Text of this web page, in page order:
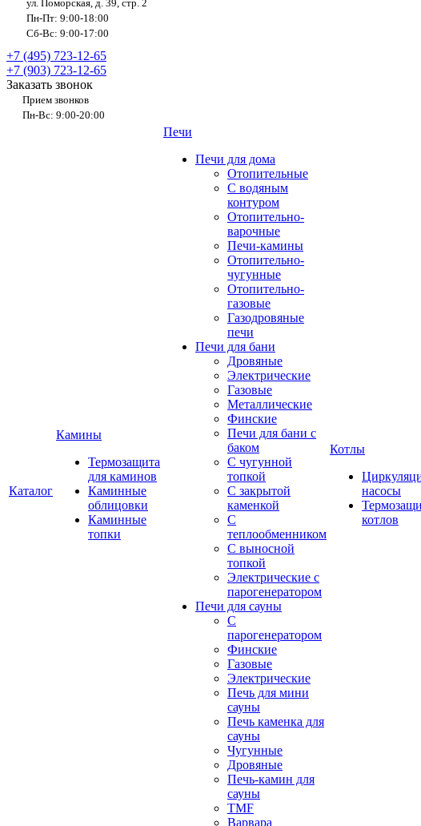
ул. Поморская, д. 39, стр. 2
Пн-Пт: 9:00-18:00
Сб-Вс: 9:00-17:00
+7 (495) 723-12-65
+7 (903) 723-12-65
Заказать звонок
Прием звонков
Пн-Вс: 9:00-20:00
Каталог
Камины
Термозащита
для каминов
Каминные
облицовки
Каминные
топки
Печи
Печи для дома
Отопительные
C водяным
контуром
Отопительно-
варочные
Печи-камины
Отопительно-
чугунные
Отопительно-
газовые
Газодровяные
печи
Печи для бани
Дровяные
Электрические
Газовые
Металлические
Финские
Печи для бани с
баком
С чугунной
топкой
С закрытой
каменкой
С
теплообменником
С выносной
топкой
Электрические с
парогенератором
Печи для сауны
С
парогенератором
Финские
Газовые
Электрические
Печь для мини
сауны
Печь каменка для
сауны
Чугунные
Дровяные
Печь-камин для
сауны
TMF
Варвара
Котлы
насосы
котлов